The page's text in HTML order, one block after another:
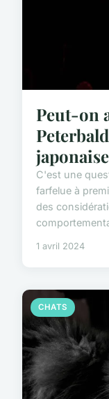
Peut-on
C'est une
farfelue à
des
1 avril 2024
CHATS